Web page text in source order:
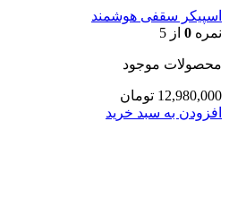
اسپیکر سقفی هوشمند
نمره 0 از 5
محصولات موجود
12,980,000 تومان
افزودن به سبد خرید